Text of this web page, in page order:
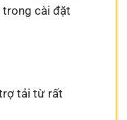
cài đặt
tải từ rất